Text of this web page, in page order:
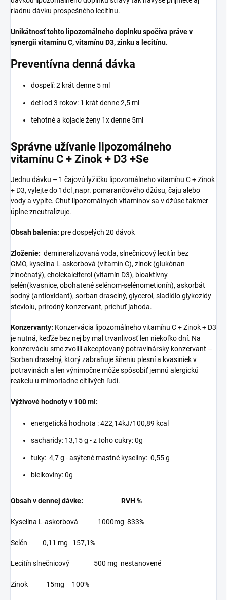
riadnu dávku prospešného lecitínu.
Unikátnosť tohto lipozomálneho doplnku spočíva práve v
synergii vitamínu C, vitamínu D3, zinku a lecitínu.
Preventívna denná dávka
dospelí: 2 krát denne 5 ml
deti od 3 rokov: 1 krát denne 2,5 ml
tehotné a kojacie ženy 1x denne 5ml
Správne užívanie lipozomálneho
vitamínu C + Zinok + D3 +Se
Jednu dávku – 1 čajovú lyžičku lipozomálneho vitamínu C + Zinok
+ D3, vylejte do 1dcl ,napr. pomarančového džúsu, čaju alebo
vody a vypite. Chuť lipozomálnych vitamínov sa v džúse takmer
úplne zneutralizuje.
Obsah balenia: pre dospelých 20 dávok
Zloženie: demineralizovaná voda, slnečnicový lecitín bez
GMO, kyselina L-askorbová (vitamín C), zinok (glukónan
zinočnatý), cholekalciferol (vitamín D3), bioaktívny
selén(kvasnice, obohatené selénom-selénometionín), askorbát
sodný (antioxidant), sorban draselný, glycerol, sladidlo glykozidy
steviolu, prírodný konzervant, príchuť jahoda.
Konzervanty: Konzervácia lipozomálneho vitamínu C + Zinok + D3
je nutná, keďže bez nej by mal trvanlivosť len niekoľko dní. Na
konzerváciu sme zvolili akceptovaný potravinársky konzervant –
Sorban draselný, ktorý zabraňuje šíreniu plesní a kvasiniek v
potravinách a len výnimočne môže spôsobiť jemnú alergickú
reakciu u mimoriadne citlivých ľudí.
Výživové hodnoty v 100 ml:
energetická hodnota : 422,14kJ/100,89 kcal
sacharidy: 13,15 g - z toho cukry: 0g
tuky: 4,7 g - asýtené mastné kyseliny: 0,55 g
bielkoviny: 0g
Obsah v dennej dávke: RVH %
Kyselina L-askorbová 1000mg 833%
Selén 0,11 mg 157,1%
Lecitín slnečnicový 500 mg nestanovené
Zinok 15mg 100%